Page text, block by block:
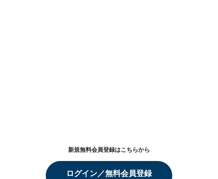
新規無料会員登録はこちらから
ログイン／無料会員登録